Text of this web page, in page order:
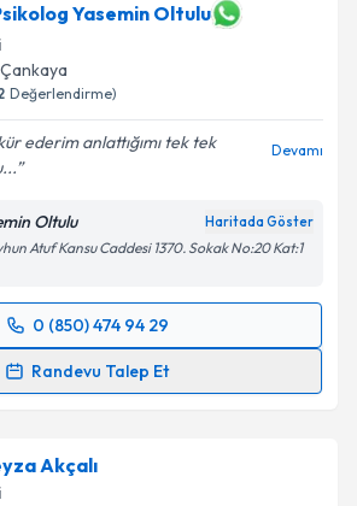
Yasemin Oltulu
Değerlendirme)
ederim anlattığımı tek tek
Devamı
Oltulu Haritada Göster
Atuf Kansu Caddesi 1370. Sokak No:20 Kat:1
0 (850) 474 94 29
Randevu Talep Et
Talebi
e-posta ile
Akçalı